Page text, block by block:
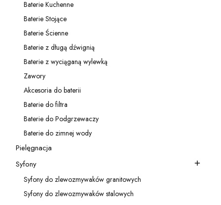
Kategoria - Baterie Kuchenne
Baterie Kuchenne
Kategoria - Baterie Stojące
Baterie Stojące
Kategoria - Baterie Ścienne
Baterie Ścienne
Kategoria - Baterie z długą dźwignią
Baterie z długą dźwignią
Kategoria - Baterie z wyciąganą wylewką
Baterie z wyciąganą wylewką
Kategoria - Zawory
Zawory
Kategoria - Akcesoria do baterii
Akcesoria do baterii
Kategoria - Baterie do filtra
Baterie do filtra
Kategoria - Baterie do Podgrzewaczy
Baterie do Podgrzewaczy
Kategoria - Baterie do zimnej wody
Baterie do zimnej wody
Kategoria - Pielęgnacja
Pielęgnacja
Kategoria - Syfony
Syfony
Kategoria - Syfony do zlewozmywaków granitowych
Syfony do zlewozmywaków granitowych
Kategoria - Syfony do zlewozmywaków stalowych
Syfony do zlewozmywaków stalowych